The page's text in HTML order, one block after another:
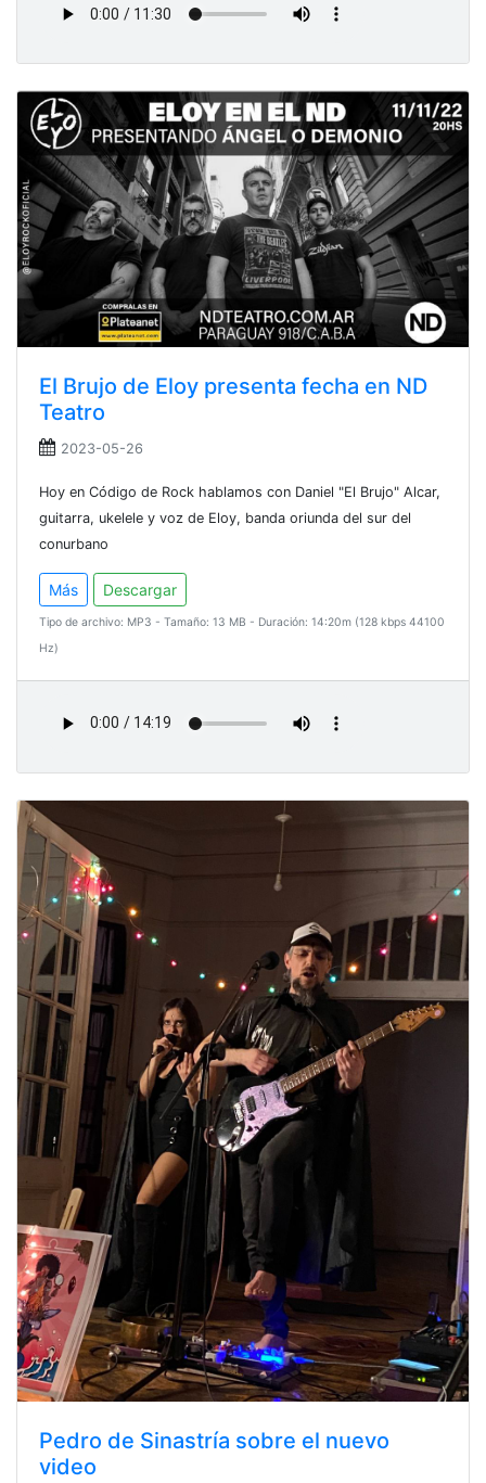
El Brujo de Eloy presenta fecha en ND
Teatro
2023-05-26
Hoy en Código de Rock hablamos con Daniel "El Brujo" Alcar,
guitarra, ukelele y voz de Eloy, banda oriunda del sur del
conurbano
Más Descargar
Tipo de archivo: MP3 - Tamaño: 13 MB - Duración: 14:20m (128 kbps 44100
Hz)
Pedro de Sinastría sobre el nuevo
video